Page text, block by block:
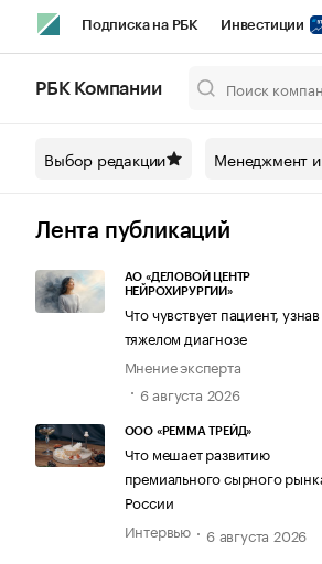
Подписка на РБК Инвестиции
Спецпроекты СПб
Технологии и медиа
РБК Компании
Выбор редакции Менеджмент и
Лента публикаций
АО «ДЕЛОВОЙ ЦЕНТР
НЕЙРОХИРУРГИИ»
Что чувствует пациент,
тяжелом диагнозе
Мнение эксперта
6 августа 2026
ООО «РЕММА ТРЕЙД»
Что мешает развитию
премиального сырного
России
Интервью
6 августа 2026